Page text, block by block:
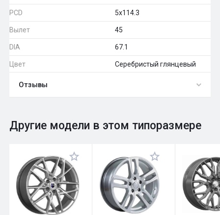
PCD 5x114.3
Вылет 45
DIA 67.1
Цвет Серебристый глянцевый
Отзывы
Оставить отзыв
Общий рейтинг 0
Другие модели в этом типоразмере